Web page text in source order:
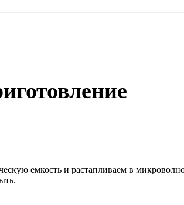
емкость и растапливаем в